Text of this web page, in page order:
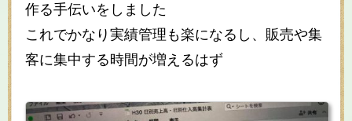
作る手伝いをしました
これでかなり実績管理も楽になるし、販売や集
客に集中する時間が増えるはず